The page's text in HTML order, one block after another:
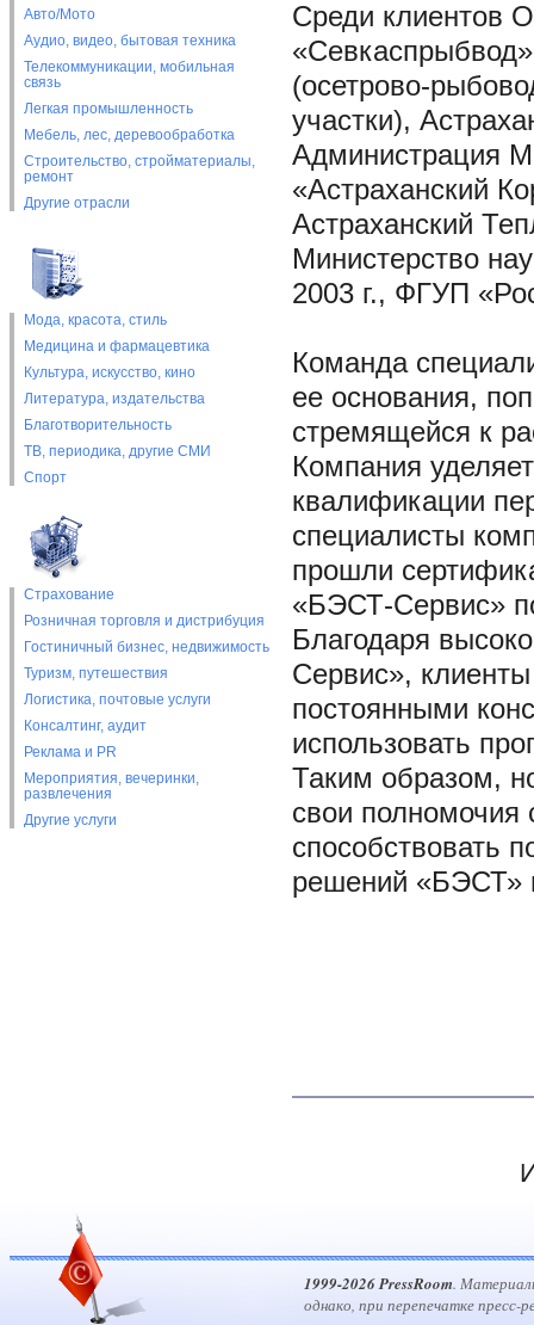
Авто/Мото
Аудио, видео, бытовая техника
Телекоммуникации, мобильная
связь
Легкая промышленность
Мебель, лес, деревообработка
Строительство, стройматериалы,
ремонт
Другие отрасли
Мода, красота, стиль
Медицина и фармацевтика
Культура, искусство, кино
Литература, издательства
Благотворительность
ТВ, периодика, другие СМИ
Спорт
Страхование
Розничная торговля и дистрибуция
Гостиничный бизнес, недвижимость
Туризм, путешествия
Логистика, почтовые услуги
Консалтинг, аудит
Реклама и PR
Мероприятия, вечеринки,
развлечения
Другие услуги
Среди
(осетрово-
участки),
Администрация
«Астраханский
Астраханский
Министерство
2003 г., ФГУП
Команда
ее основания,
стремящейся к
Компания
квалификации
специалисты
прошли
«БЭСТ-Сервис»
Благодаря
Сервис»,
постоянными
использовать
Таким образом,
свои полномочия
способствовать
решений «БЭСТ»
1999-2026 PressRoom.
однако, при перепечатке пресс-